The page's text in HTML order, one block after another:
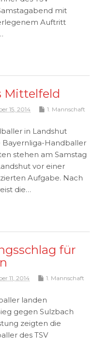
mit
Auftritt
Mittelfeld
15, 2014
1. Mannschaft
in Landshut
Bayernliga-Handballer
stehen am Samstag
vor einer
Aufgabe. Nach
die…
für
11, 2014
1. Mannschaft
landen
gegen Sulzbach
zeigten die
des TSV